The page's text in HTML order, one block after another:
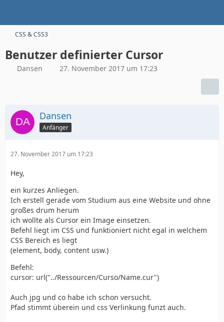
CSS & CSS3
Benutzer definierter Cursor
Dansen 27. November 2017 um 17:23
Dansen
Anfänger
27. November 2017 um 17:23
Hey,
ein kurzes Anliegen.
Ich erstell gerade vom Studium aus eine Website und ohne
großes drum herum
ich wollte als Cursor ein Image einsetzen.
Befehl liegt im CSS und funktioniert nicht egal in welchem
CSS Bereich es liegt
(element, body, content usw.)
Befehl:
cursor: url("../Ressourcen/Curso/Name.cur")
Auch jpg und co habe ich schon versucht.
Pfad stimmt überein und css Verlinkung funzt auch.